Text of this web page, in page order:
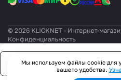
© 2026 KLICKNET - Интернет-
Конфиденциальность
Мы используем файлы cookie для
вашего удобства.